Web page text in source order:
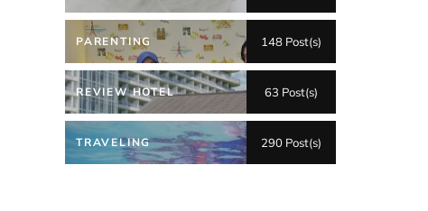
PARENTING 148 Post(s)
REVIEW HOTEL 63 Post(s)
TRAVELING 290 Post(s)